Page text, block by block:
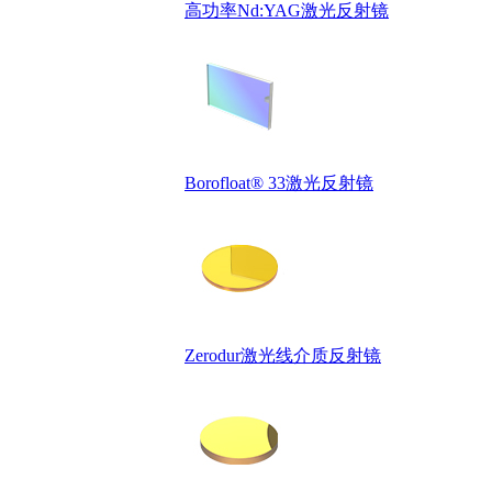
高功率Nd:YAG激光反射镜
Borofloat® 33激光反射镜
Zerodur激光线介质反射镜